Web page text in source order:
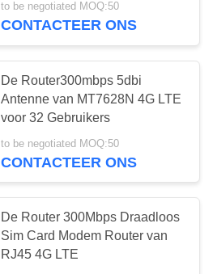
to be negotiated MOQ:50
CONTACTEER ONS
De Router300mbps 5dbi
Antenne van MT7628N 4G LTE
voor 32 Gebruikers
to be negotiated MOQ:50
CONTACTEER ONS
De Router 300Mbps Draadloos
Sim Card Modem Router van
RJ45 4G LTE